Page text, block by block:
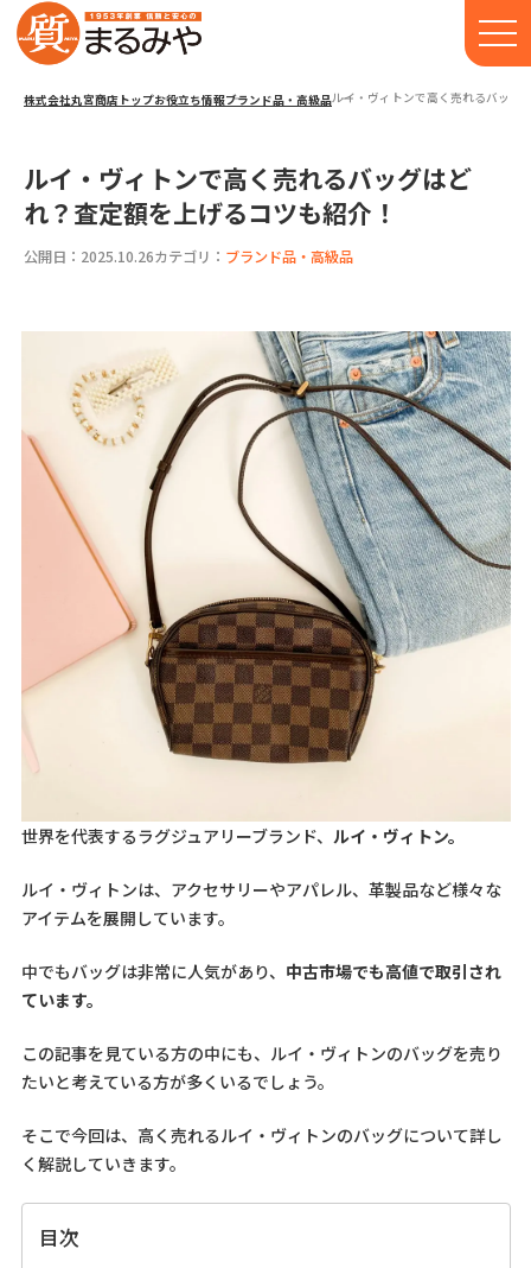
株式会社丸宮商店トップ⁩お役立ち情報ブランド品・高級品ルイ・ヴィトンで高く売れるバッグ
ルイ・ヴィトンで高く売れるバッグはど
れ？査定額を上げるコツも紹介！
公開日：2025.10.26カテゴリ： ブランド品・高級品
世界を代表するラグジュアリーブランド、 ルイ・ヴィトン。
ルイ・ヴィトンは、アクセサリーやアパレル、革製品など様々な
アイテムを展開しています。
中でもバッグは非常に人気があり、 中古市場でも高値で取引され
ています。
この記事を見ている方の中にも、ルイ・ヴィトンのバッグを売り
たいと考えている方が多くいるでしょう。
そこで今回は、高く売れるルイ・ヴィトンのバッグについて詳し
く解説していきます。
目次